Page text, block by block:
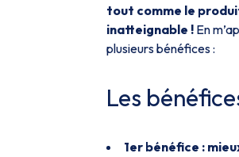
tout comme le
inatteignable ! En
plusieurs bénéfices :
Les
1er bénéfice :